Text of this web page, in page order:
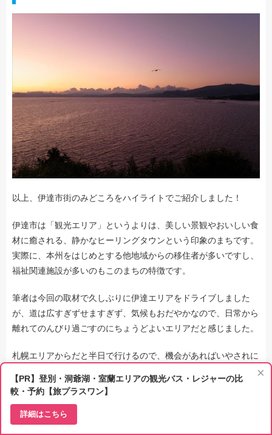
以上、伊達市街のみどころをハイライトでご紹介しました！
伊達市は「観光エリア」というよりは、美しい景観やおいしい食
材に癒される、静かなヒーリングタウンという印象のまちです。
実際に、本州をはじめとする他地域からの移住者が多いですし、
福祉関連施設が多いのもこのまちの特徴です。
筆者は今回の取材で久しぶりに伊達エリアをドライブしました
が、道は広すぎずせますぎず、気候もおだやかなので、日常から
離れてのんびり過ごすのにちょうどよいエリアだと感じました。
札幌エリアからだと半日で行けるので、機会があればいやされに
こちらの関連記事もどうぞ
×
【PR】登別・洞爺湖・室蘭エリアの観光バス・レジャーの比
較・予約【旅プラスワン】
詳細はこちら